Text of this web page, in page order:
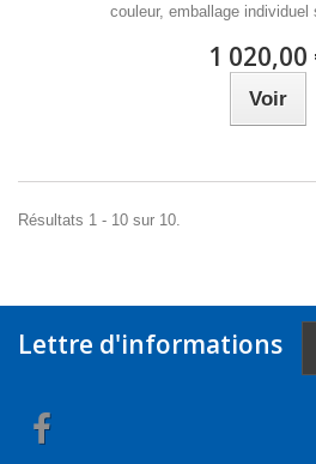
couleur, emballage individuel
1 020,00
Voir
Résultats 1 - 10 sur 10.
Lettre d'informations